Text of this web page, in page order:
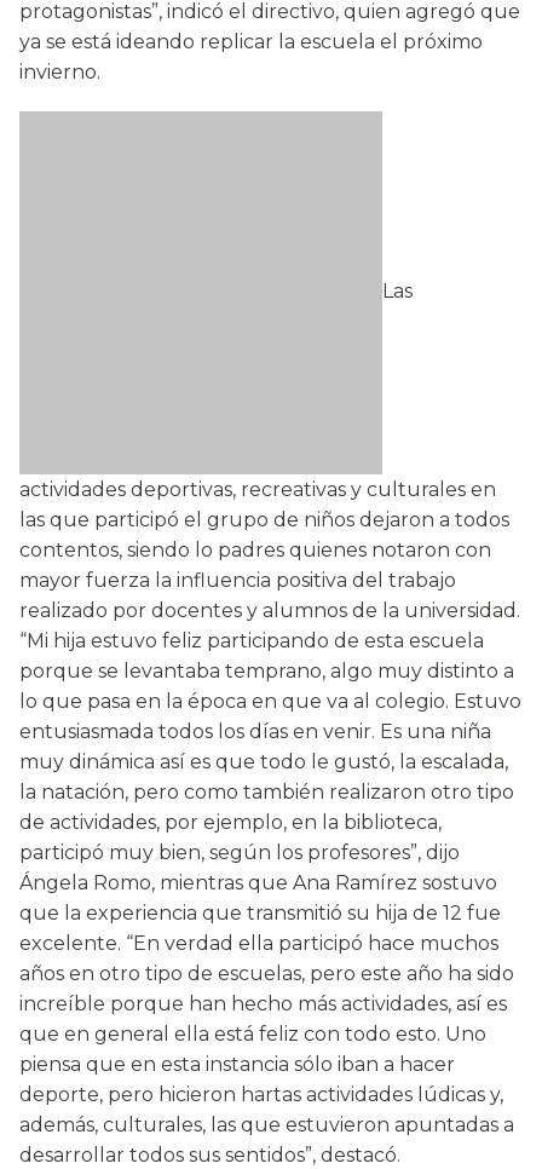
protagonistas”, indicó el directivo, quien agregó que
ya se está ideando replicar la escuela el próximo
invierno.
Las
actividades deportivas, recreativas y culturales en
las que participó el grupo de niños dejaron a todos
contentos, siendo lo padres quienes notaron con
mayor fuerza la influencia positiva del trabajo
realizado por docentes y alumnos de la universidad.
“Mi hija estuvo feliz participando de esta escuela
porque se levantaba temprano, algo muy distinto a
lo que pasa en la época en que va al colegio. Estuvo
entusiasmada todos los días en venir. Es una niña
muy dinámica así es que todo le gustó, la escalada,
la natación, pero como también realizaron otro tipo
de actividades, por ejemplo, en la biblioteca,
participó muy bien, según los profesores”, dijo
Ángela Romo, mientras que Ana Ramírez sostuvo
que la experiencia que transmitió su hija de 12 fue
excelente. “En verdad ella participó hace muchos
años en otro tipo de escuelas, pero este año ha sido
increíble porque han hecho más actividades, así es
que en general ella está feliz con todo esto. Uno
piensa que en esta instancia sólo iban a hacer
deporte, pero hicieron hartas actividades lúdicas y,
además, culturales, las que estuvieron apuntadas a
desarrollar todos sus sentidos”, destacó.